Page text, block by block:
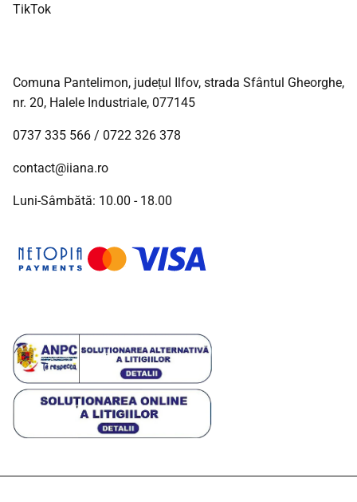
TikTok
Comuna Pantelimon, județul Ilfov, strada Sfântul Gheorghe,
nr. 20, Halele Industriale, 077145
0737 335 566 / 0722 326 378
contact@iiana.ro
Luni-Sâmbătă: 10.00 - 18.00